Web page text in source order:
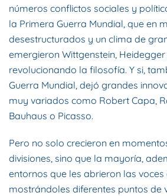
números conflictos sociales y
la Primera Guerra Mundial, que en
desestructurados y un clima de
emergieron Wittgenstein,
revolucionando la filosofía. Y si,
Guerra Mundial, dejó grandes
muy variados como Robert Capa,
Bauhaus o Picasso.
Pero no solo crecieron en
divisiones, sino que la mayoría,
entornos que les abrieron las
mostrándoles diferentes puntos de